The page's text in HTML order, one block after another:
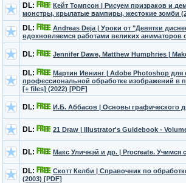
DL:
Кейт Томпсон | Рисуем призраков и
монстры, крылатые вампиры, жестокие зомби
DL:
Andreas Deja | Уроки от "Девятки
вдохновляемся работами великих аниматоров
DL: Jennifer Dawe, Matthew Humphries |
DL:
Мартин Ивнинг | Adobe Photoshop
профессиональной обработке изображений в
[+ files] (2022) [PDF]
DL: И.Б. Аббасов | Основы графического
DL: 21 Draw | Illustrator's Guidebook -
DL: Макс Уличнэй и др. | Procreate. Учимся
DL:
Скотт Келби | Справочник по
(2003) [PDF]